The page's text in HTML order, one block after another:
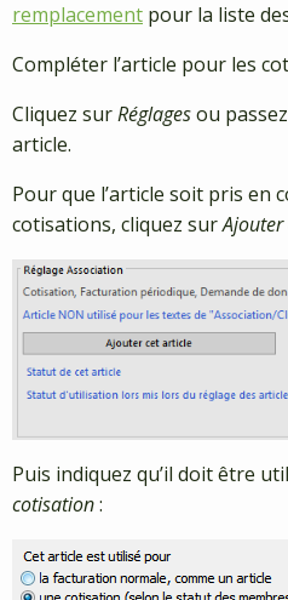
remplacement pour la liste
Compléter l’article pour les
Cliquez surRéglagesou
article.
Pour que l’article soit pris en
cotisations, cliquez sur
Puis indiquez qu’il doit être
cotisation: